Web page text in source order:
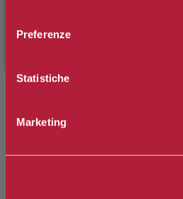
Preferenze
Statistiche
Marketing